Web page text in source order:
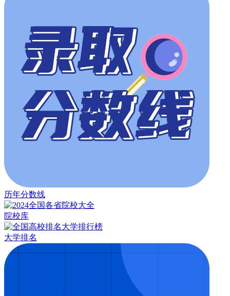
历年分数线
院校库
大学排名